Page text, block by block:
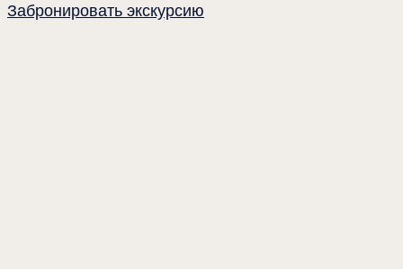
Забронировать экскурсию